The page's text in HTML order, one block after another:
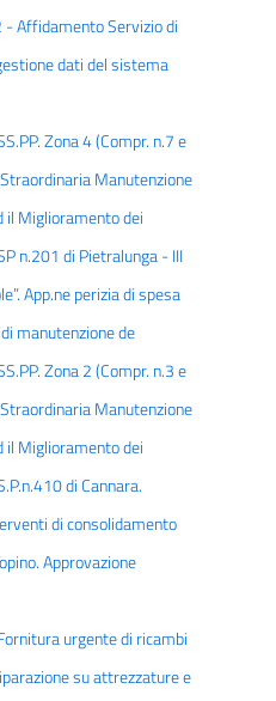
- Affidamento Servizio di
dati del sistema
Zona 4 (Compr. n.7 e
Manutenzione
il Miglioramento dei
n.201 di Pietralunga - III
App.ne perizia di spesa
manutenzione de
Zona 2 (Compr. n.3 e
Manutenzione
il Miglioramento dei
di Cannara.
di consolidamento
Approvazione
urgente di ricambi
su attrezzature e